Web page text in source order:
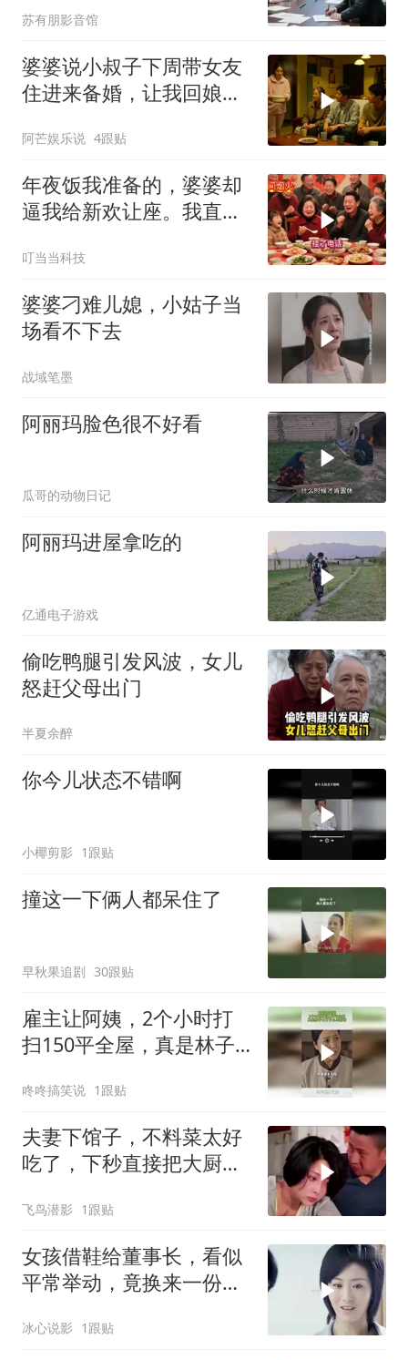
苏有朋影音馆
婆婆说小叔子下周带女友
住进来备婚，让我回娘家
阿芒娱乐说 4跟贴
年夜饭我准备的，婆婆却
逼我给新欢让座。我直接
求我回去
叮当当科技
婆婆刁难儿媳，小姑子当
场看不下去
战域笔墨
阿丽玛脸色很不好看
瓜哥的动物日记
阿丽玛进屋拿吃的
亿通电子游戏
偷吃鸭腿引发风波，女儿
怒赶父母出门
半夏余醉
你今儿状态不错啊
小椰剪影 1跟贴
撞这一下俩人都呆住了
早秋果追剧 30跟贴
雇主让阿姨，2个小时打
扫150平全屋，真是林子
咚咚搞笑说 1跟贴
夫妻下馆子，不料菜太好
吃了，下秒直接把大厨请
飞鸟潜影 1跟贴
女孩借鞋给董事长，看似
平常举动，竟换来一份好
冰心说影 1跟贴